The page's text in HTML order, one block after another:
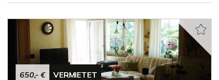
650,- € VERMIETET